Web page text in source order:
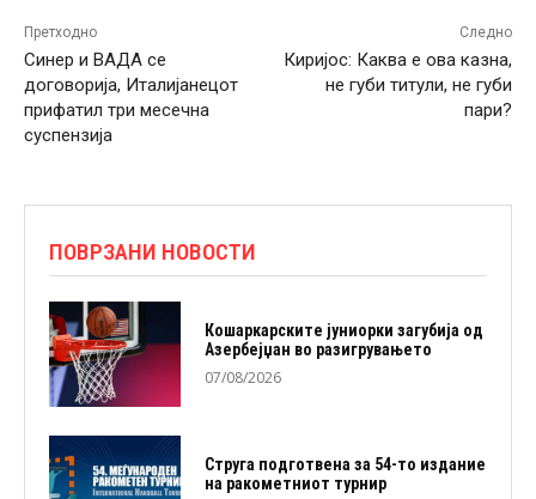
Претходно
Синер и ВАДА се
договорија, Италијанецот
прифатил три месечна
суспензија
Следно
Киријос: Каква е ова казна,
не губи титули, не губи
пари?
ПОВРЗАНИ НОВОСТИ
Кошаркарските јуниорки загубија од
Азербејџан во разигрувањето
07/08/2026
Струга подготвена за 54-то издание
на ракометниот турнир